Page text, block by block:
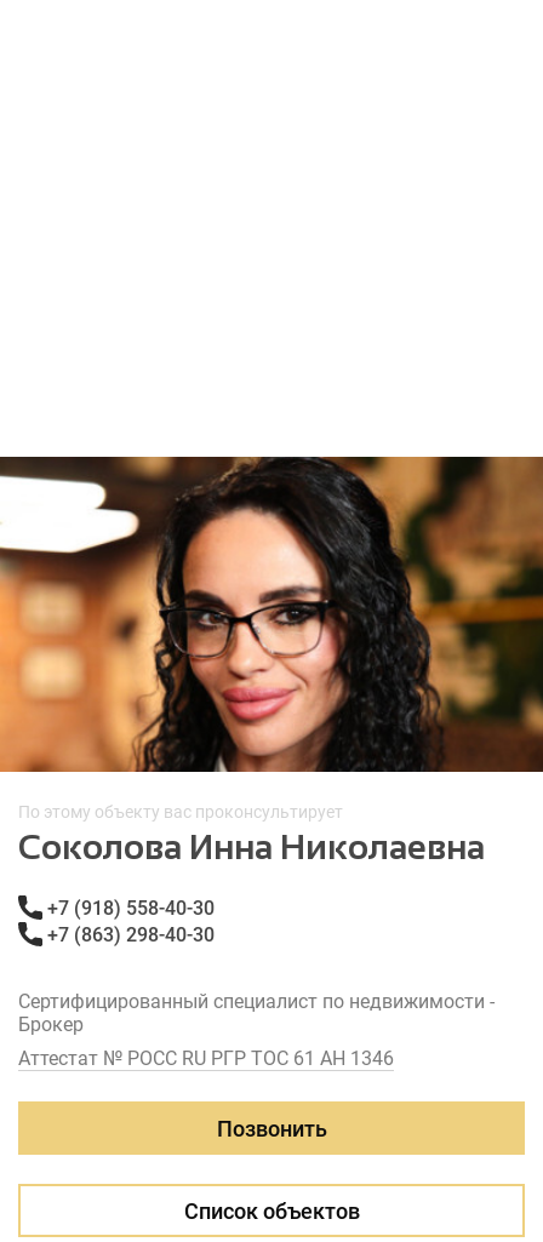
По этому объекту вас проконсультирует
Соколова Инна Николаевна
+7 (918) 558-40-30
+7 (863) 298-40-30
Сертифицированный специалист по недвижимости -
Брокер
Аттестат № РОСС RU РГР ТОС 61 АН 1346
Позвонить
Список объектов